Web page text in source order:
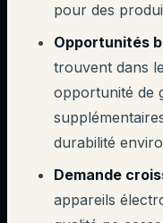
pour des
Opportunités
trouvent dans
opportunité de
durabilité
Demande
appareils